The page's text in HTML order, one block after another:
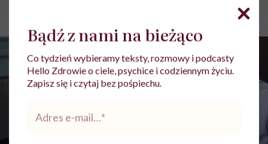
Bądź z nami na bieżąco
Co tydzień wybieramy teksty, rozmowy i podcasty
Hello Zdrowie o ciele, psychice i codziennym życiu.
Zapisz się i czytaj bez pośpiechu.
*